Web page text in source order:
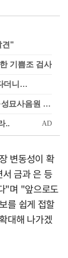
견"
기쁨조 검사
더니…
'가성비 워터밤' 한강수영장…문신고객·성묘사음원 민원
변동성이 확
금과 은 등
"며 "앞으로도
를 쉽게 접할
대해 나가겠